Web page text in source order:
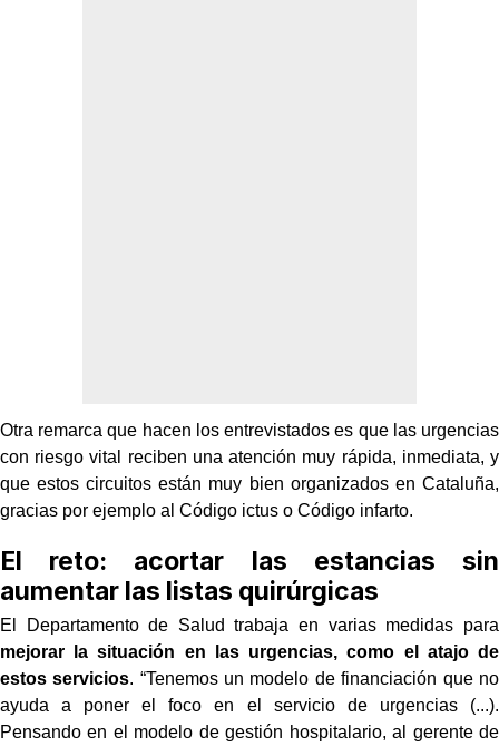
Otra remarca que hacen los entrevistados es que las urgencias
con riesgo vital reciben una atención muy rápida, inmediata, y
que estos circuitos están muy bien organizados en Cataluña,
gracias por ejemplo al Código ictus o Código infarto.
El reto: acortar las estancias sin
aumentar las listas quirúrgicas
El Departamento de Salud trabaja en varias medidas para
mejorar la situación en las urgencias, como el atajo de
estos servicios. “Tenemos un modelo de financiación que no
ayuda a poner el foco en el servicio de urgencias (...).
Pensando en el modelo de gestión hospitalario, al gerente de